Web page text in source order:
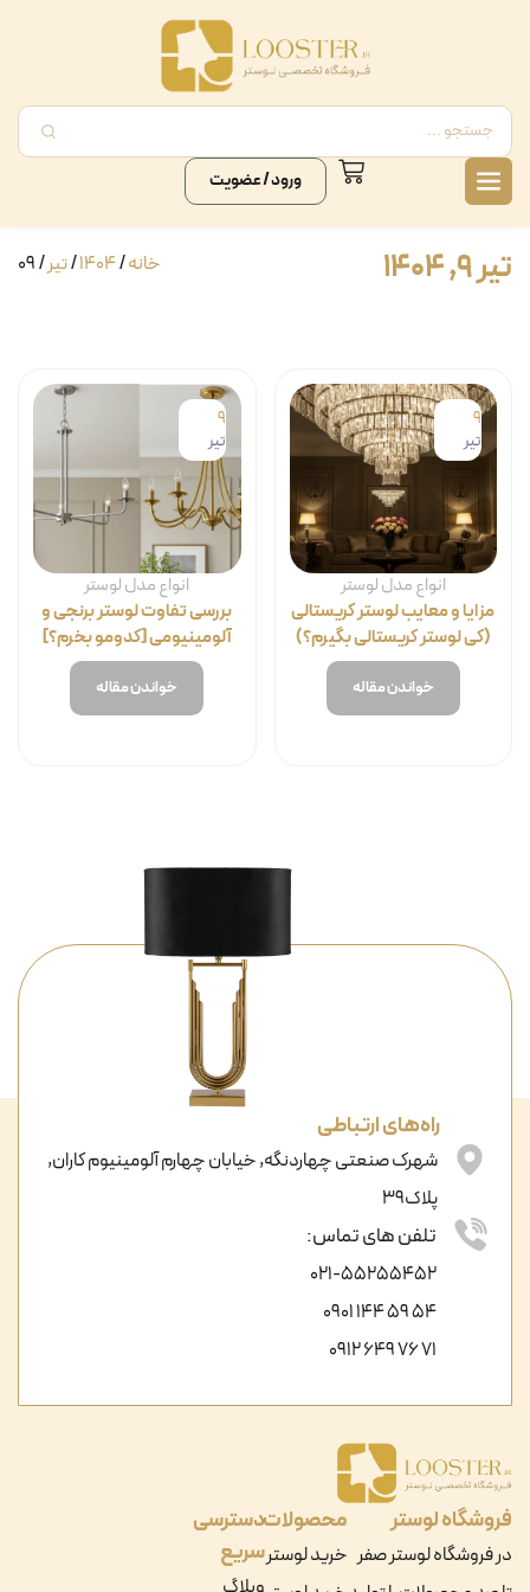
ورود / عضویت
تیر ۹, ۱۴۰۴ خانه/
1404
/تیر/ 09
9
تیر
انواع مدل لوستر
مزایا و معایب لوستر کریستالی
(کی لوستر کریستالی بگیرم؟)
خواندن مقاله
9
تیر
انواع مدل لوستر
بررسی تفاوت لوستر برنجی و
آلومینیومی [کدومو بخرم؟]
خواندن مقاله
فروشگاه لوستر
در فروشگاه لوستر صفر
محصولات
خرید لوستر
دسترسی
سریع
راه‌های ارتباطی
شهرک صنعتی چهاردنگه, خیابان چهارم آلومینیوم کاران,
پلاک39
تلفن های تماس:
021-55255452
54 59 144 0901
71 76 649 0912